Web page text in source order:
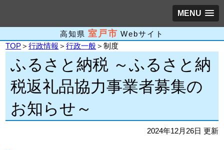
MENU
高知県 室戸市 Webサイト
TOP＞行政情報 ＞行政一般＞制度
ふるさと納税 ～ふるさと納
税返礼品協力事業者募集の
お知らせ～
2024年12月26日 更新